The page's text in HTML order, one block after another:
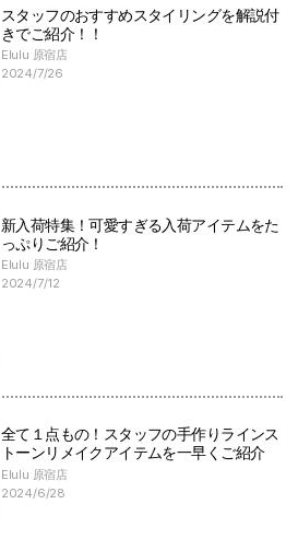
スタッフのおすすめスタイリングを解説付
きでご紹介！！
Elulu 原宿店
2024/7/26
新入荷特集！可愛すぎる入荷アイテムをた
っぷりご紹介！
Elulu 原宿店
2024/7/12
全て１点もの！スタッフの手作りラインス
トーンリメイクアイテムを一早くご紹介
Elulu 原宿店
2024/6/28